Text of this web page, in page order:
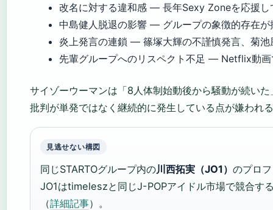
改名に対する違和感 — 長年Sexy Zoneを応援し
中島健人脱退の影響 — グループの象徴的存在
炎上発言の連鎖 — 篠塚大輝の不謹慎発言、菊池
先輩グループへのリスペクト不足 — Netflix動
サイゾーウーマンは「8人体制始動後から騒動が続い
批判が単発ではなく継続的に発生している点が嫌われ
見逃せない構図
同じSTARTOグループ内の川西拓実（JO1） のプロ
JO1はtimeleszと同じJ-POPアイドル市場で競合す
（詳細記事）。